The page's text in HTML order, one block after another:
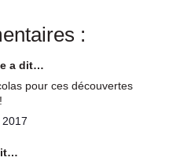
:
a dit…
pour ces découvertes